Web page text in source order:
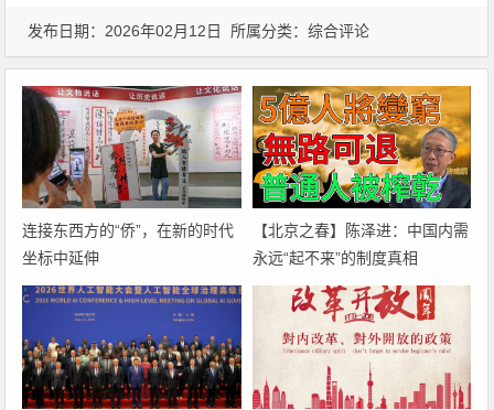
发布日期：2026年02月12日 所属分类：综合评论
连接东西方的“侨”，在新的时代
坐标中延伸
【北京之春】陈泽进：中国内需
永远“起不来”的制度真相